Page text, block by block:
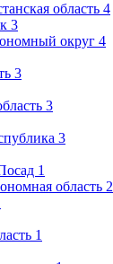
область 4
3
округ 4
3
3
3
1
область 2
1